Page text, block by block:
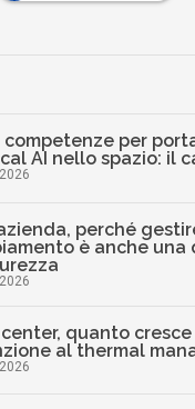
competenze per
AI nello spazio: il
perché
è anche una
quanto cresce
al thermal